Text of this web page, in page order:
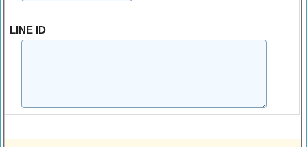
LINE ID